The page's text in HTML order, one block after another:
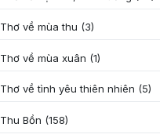
Thơ về mùa thu (3)
Thơ về mùa xuân (1)
Thơ về tình yêu thiên nhiên (5)
Thu Bồn (158)